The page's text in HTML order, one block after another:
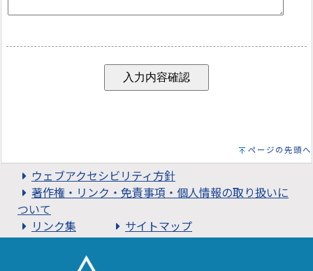
ページの先頭へ
ウェブアクセシビリティ方針
著作権・リンク・免責事項・個人情報の取り扱いに
ついて
リンク集
サイトマップ